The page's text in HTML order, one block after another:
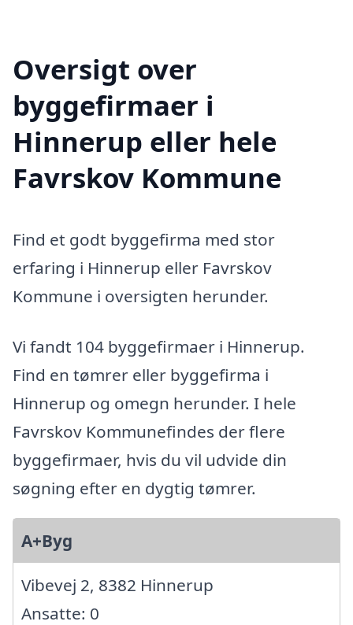
Oversigt over
byggefirmaer i
Hinnerup eller hele
Favrskov Kommune
Find et godt byggefirma med stor
erfaring i Hinnerup eller Favrskov
Kommune i oversigten herunder.
Vi fandt 104 byggefirmaer i Hinnerup.
Find en tømrer eller byggefirma i
Hinnerup og omegn herunder. I hele
Favrskov Kommunefindes der flere
byggefirmaer, hvis du vil udvide din
søgning efter en dygtig tømrer.
A+Byg
Vibevej 2, 8382 Hinnerup
Ansatte: 0